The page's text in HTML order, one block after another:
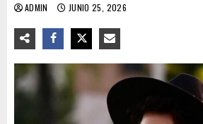
ADMIN JUNIO 25, 2026